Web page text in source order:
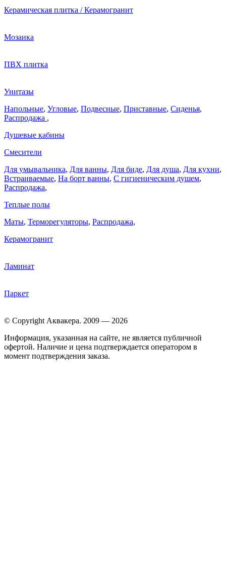
Керамическая плитка / Керамогранит
Мозаика
ПВХ плитка
Унитазы
Напольные, Угловые, Подвесные, Приставные, Сиденья,
Распродажа ,
Душевые кабины
Смесители
Для умывальника, Для ванны, Для биде, Для душа, Для кухни,
Встраиваемые, На борт ванны, C гигиеническим душем,
Распродажа,
Теплые полы
Маты, Терморегуляторы, Распродажа,
Керамогранит
Ламинат
Паркет
© Copyright Аквакера. 2009 — 2026
Информация, указанная на сайте, не является публичной
офертой. Наличие и цена подтверждается оператором в
момент подтверждения заказа.